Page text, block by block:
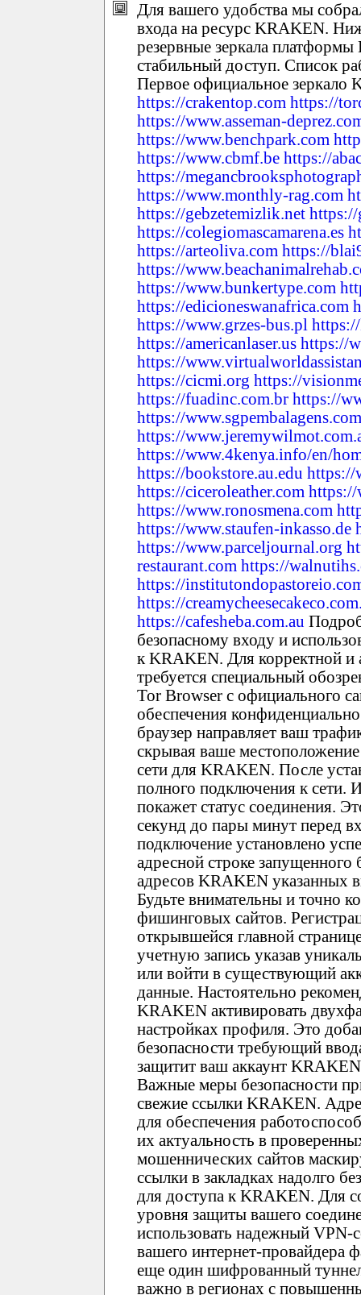
Для вашего удобства мы
входа на ресурс KRAKEN.
резервные зеркала
стабильный доступ. Список
Первое официальное
https://crakentop.com https://
https://www.asseman-
https://www.benchpark.com
https://www.cbmf.be https://
https://
https://www.monthly-rag.com
https://gebzetemizlik.net https://
https://colegiomascamarena.es
https://arteoliva.com https://
https://
https://www.bunkertype.com
https://edicioneswanafrica.com
https://www.grzes-bus.pl
https://americanlaser.us https://
https://
https://cicmi.org https://
https://fuadinc.com.br https://
https://
https://
https://www.4kenya.info/en/
https://bookstore.au.edu https://
https://ciceroleather.com https://
https://www.ronosmena.com
https://www.staufen-inkasso.de
https://www.parceljournal.org
restaurant.com https://
https://
https://
https://cafesheba.com.au
безопасному входу и
к KRAKEN. Для корректной
требуется специальный
Tor Browser с официального
обеспечения
браузер направляет ваш
скрывая ваше
сети для KRAKEN. После
полного подключения к сети.
покажет статус соединения.
секунд до пары минут перед
подключение установлено
адресной строке запущенного
адресов KRAKEN указанных
Будьте внимательны и точно
фишинговых сайтов.
открывшейся главной
учетную запись указав
или войти в существующий
данные. Настоятельно
KRAKEN активировать
настройках профиля. Это
безопасности требующий
защитит ваш аккаунт
Важные меры безопасности
свежие ссылки KRAKEN.
для обеспечения
их актуальность в
мошеннических сайтов
ссылки в закладках надолго
для доступа к KRAKEN. Для
уровня защиты вашего
использовать надежный VPN-
вашего интернет-провайдера
еще один шифрованный
важно в регионах с